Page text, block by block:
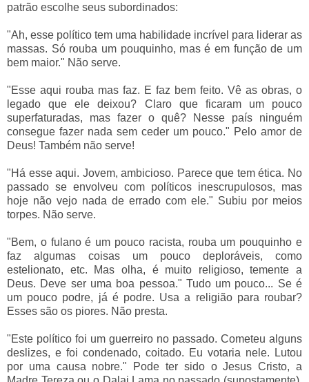
patrão escolhe seus subordinados:
"Ah, esse político tem uma habilidade incrível para liderar as
massas. Só rouba um pouquinho, mas é em função de um
bem maior." Não serve.
"Esse aqui rouba mas faz. E faz bem feito. Vê as obras, o
legado que ele deixou? Claro que ficaram um pouco
superfaturadas, mas fazer o quê? Nesse país ninguém
consegue fazer nada sem ceder um pouco." Pelo amor de
Deus! Também não serve!
"Há esse aqui. Jovem, ambicioso. Parece que tem ética. No
passado se envolveu com políticos inescrupulosos, mas
hoje não vejo nada de errado com ele." Subiu por meios
torpes. Não serve.
"Bem, o fulano é um pouco racista, rouba um pouquinho e
faz algumas coisas um pouco deploráveis, como
estelionato, etc. Mas olha, é muito religioso, temente a
Deus. Deve ser uma boa pessoa." Tudo um pouco... Se é
um pouco podre, já é podre. Usa a religião para roubar?
Esses são os piores. Não presta.
"Este político foi um guerreiro no passado. Cometeu alguns
deslizes, e foi condenado, coitado. Eu votaria nele. Lutou
por uma causa nobre." Pode ter sido o Jesus Cristo, a